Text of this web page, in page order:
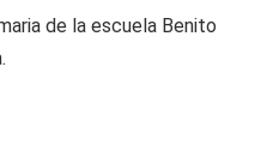
de la escuela Benito